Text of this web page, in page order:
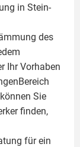
in Stein-
des
Ihr Vorhaben
Sie
finden,
für ein